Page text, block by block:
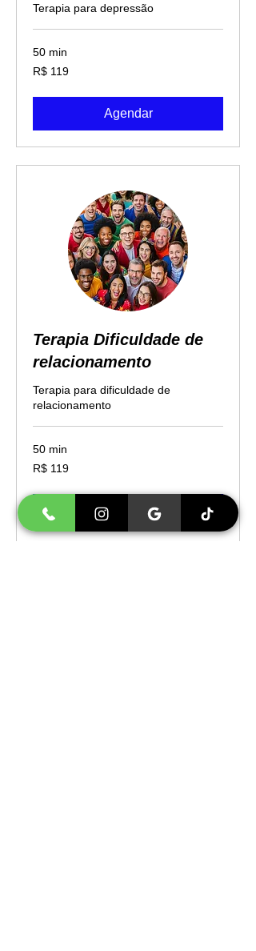
Terapia para depressão
50 min
119
Reais
R$ 119
Agendar
Terapia Dificuldade de
relacionamento
Terapia para dificuldade de
relacionamento
50 min
119
Reais
R$ 119
Agendar